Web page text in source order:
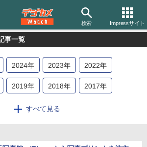
検索 Impressサイト
事一覧
2024年 2023年 2022年
2019年 2018年 2017年
2014年 2013
すべて見る